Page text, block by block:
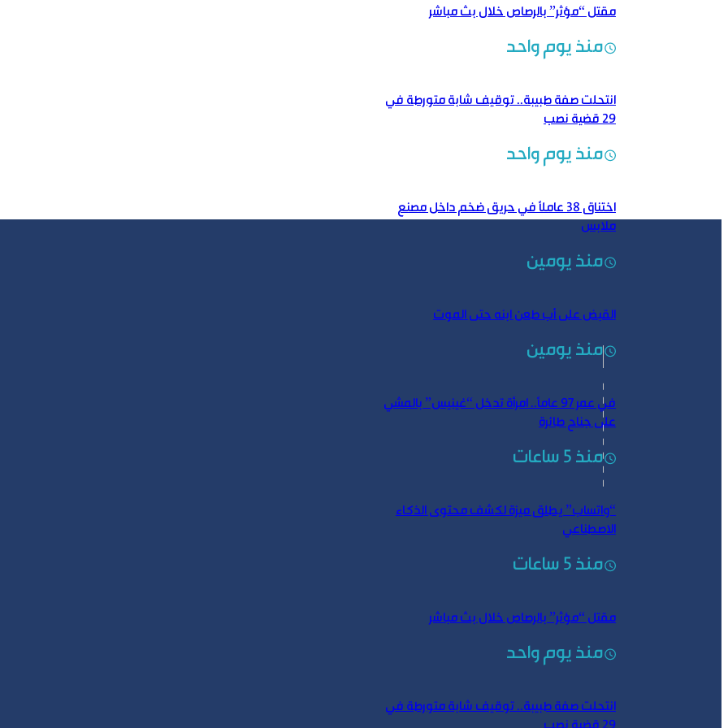
مقتل “مؤثر” بالرصاص خلال بث مباشر
منذ يوم واحد
انتحلت صفة طبيبة.. توقيف شابة متورطة في
29 قضية نصب
منذ يوم واحد
اختناق 38 عاملاً في حريق ضخم داخل مصنع
ملابس
منذ يومين
القبض على أب طعن ابنه حتى الموت
منذ يومين
في عمر 97 عاماً.. امرأة تدخل “غينيس” بالمشي
على جناح طائرة
منذ 5 ساعات
“واتساب” يطلق ميزة لكشف محتوى الذكاء
الاصطناعي
منذ 5 ساعات
مقتل “مؤثر” بالرصاص خلال بث مباشر
منذ يوم واحد
انتحلت صفة طبيبة.. توقيف شابة متورطة في